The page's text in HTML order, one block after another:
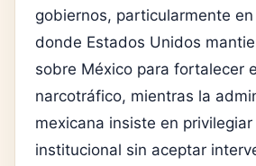
gobiernos, particularmente
donde Estados Unidos
sobre México para fortalecer
narcotráfico, mientras la
mexicana insiste en
institucional sin aceptar